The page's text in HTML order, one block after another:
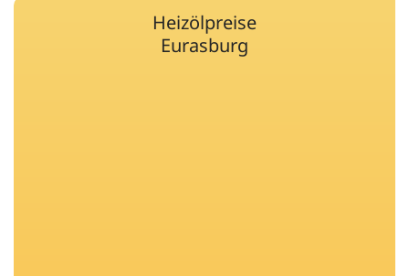
Heizölpreise
Eurasburg